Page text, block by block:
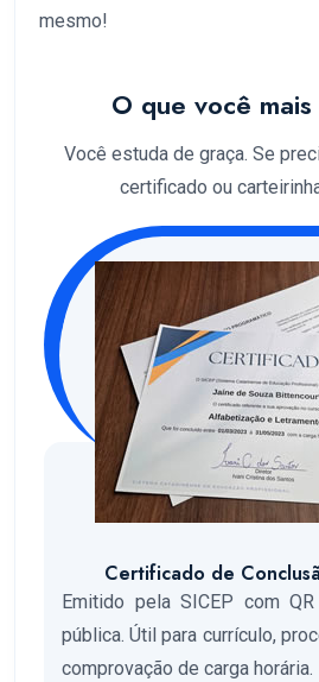
mesmo!
O que você
Você estuda de graça. Se
certificado ou
Certificado de
Emitido pela SICEP com
pública. Útil para currículo,
comprovação de carga horária.